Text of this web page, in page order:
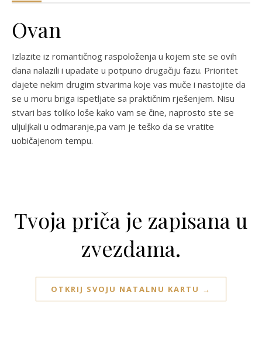
Ovan
Izlazite iz romantičnog raspoloženja u kojem ste se ovih
dana nalazili i upadate u potpuno drugačiju fazu. Prioritet
dajete nekim drugim stvarima koje vas muče i nastojite da
se u moru briga ispetljate sa praktičnim rješenjem. Nisu
stvari bas toliko loše kako vam se čine, naprosto ste se
uljuljkali u odmaranje,pa vam je teško da se vratite
uobičajenom tempu.
Tvoja priča je zapisana u
zvezdama.
OTKRIJ SVOJU NATALNU KARTU →